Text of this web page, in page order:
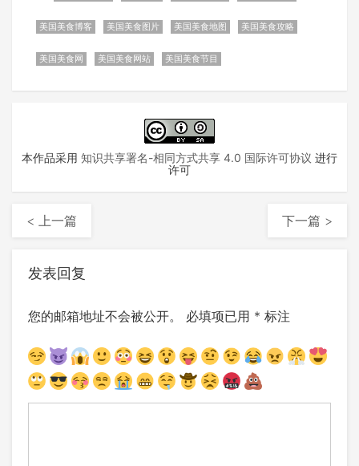
美国美食博客 美国美食图片 美国美食地图 美国美食攻略
美国美食网 美国美食网站 美国美食节目
本作品采用 知识共享署名-相同方式共享 4.0 国际许可协议 进行
许可
< 上一篇 下一篇 >
发表回复
您的邮箱地址不会被公开。 必填项已用 * 标注